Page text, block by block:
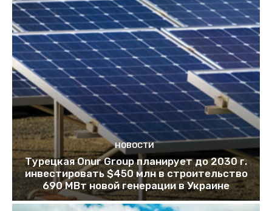
НОВОСТИ
Турецкая Onur Group планирует до 2030 г.
инвестировать $450 млн в строительство
690 МВт новой генерации в Украине